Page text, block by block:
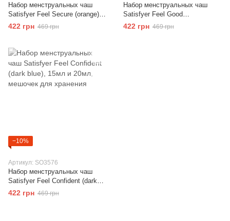
Набор менструальных чаш
Satisfyer Feel Secure (orange),
15мл и 20мл, мешочек для
хранения
422 грн 469 грн
Набор менструальных чаш
Satisfyer Feel Good
(Transparent), 15мл и 20мл,
мешочек для хранения
422 грн 469 грн
−10%
Артикул: SO3576
Набор менструальных чаш
Satisfyer Feel Confident (dark
blue), 15мл и 20мл, мешочек
для хранения
422 грн 469 грн